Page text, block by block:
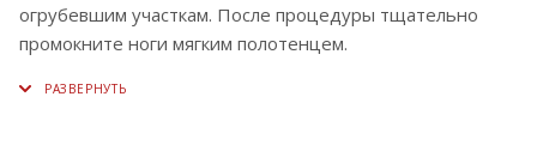
огрубевшим участкам. После процедуры тщательно
промокните ноги мягким полотенцем.